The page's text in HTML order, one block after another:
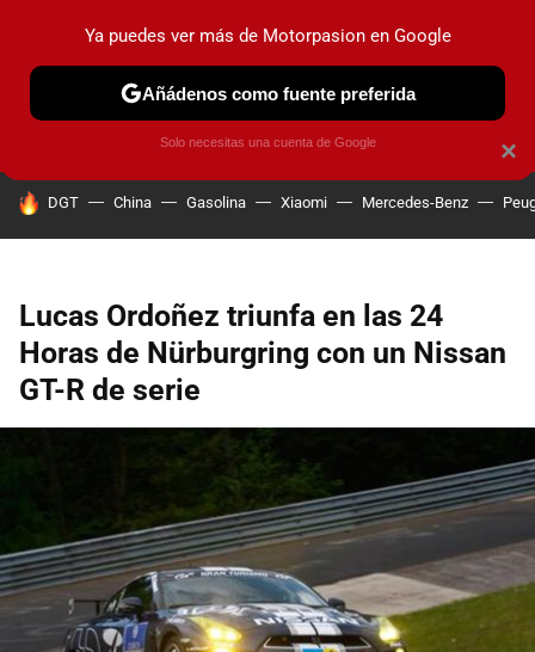
PRUEBAS COCHES ELÉCTRICOS OBSERVATORIO
HOY SE HABLA DE
DGT China Gasolina Xiaomi Mercedes-Benz
Lucas Ordoñez triunfa en las 24
Horas de Nürburgring con un Nissan
GT-R de serie
×
Ya puedes ver más de Motorpasion en Google
Añádenos como fuente preferida
Solo necesitas una cuenta de Google